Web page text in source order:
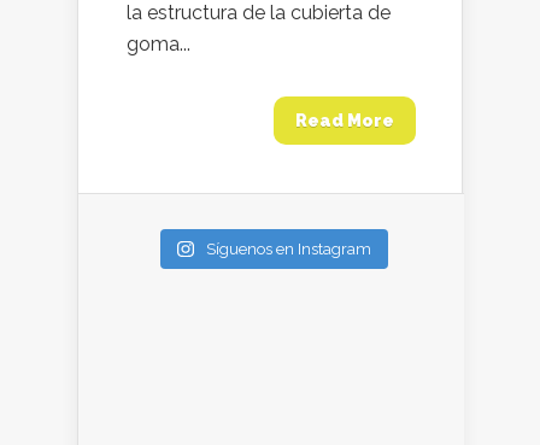
la estructura de la cubierta de
goma...
Read More
Síguenos en Instagram